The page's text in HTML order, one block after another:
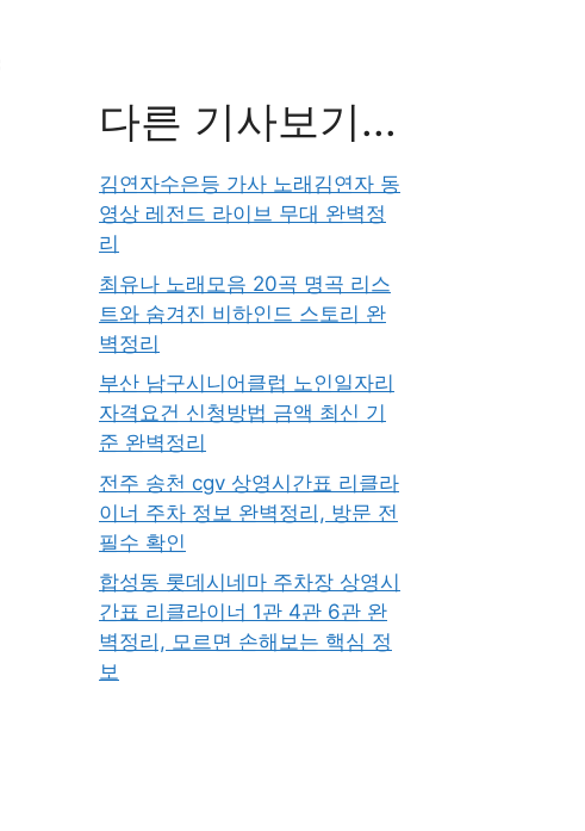
다른 기사보기...
김연자수은등 가사 노래김연자 동
영상 레전드 라이브 무대 완벽정
리
최유나 노래모음 20곡 명곡 리스
트와 숨겨진 비하인드 스토리 완
벽정리
부산 남구시니어클럽 노인일자리
자격요건 신청방법 금액 최신 기
준 완벽정리
전주 송천 cgv 상영시간표 리클라
이너 주차 정보 완벽정리, 방문 전
필수 확인
합성동 롯데시네마 주차장 상영시
간표 리클라이너 1관 4관 6관 완
벽정리, 모르면 손해보는 핵심 정
보